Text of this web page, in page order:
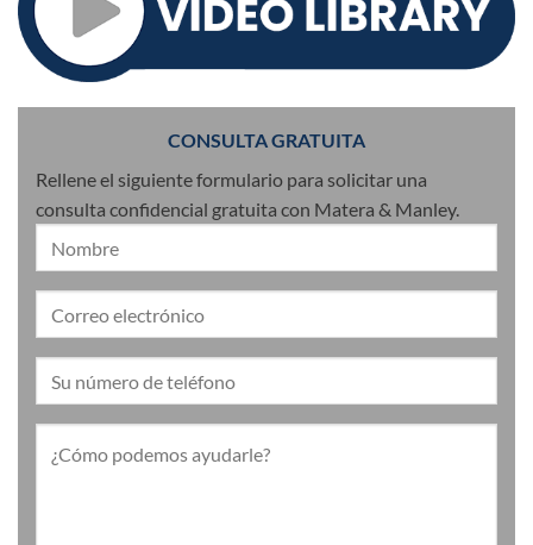
CONSULTA GRATUITA
Rellene el siguiente formulario para solicitar una
consulta confidencial gratuita con Matera & Manley.